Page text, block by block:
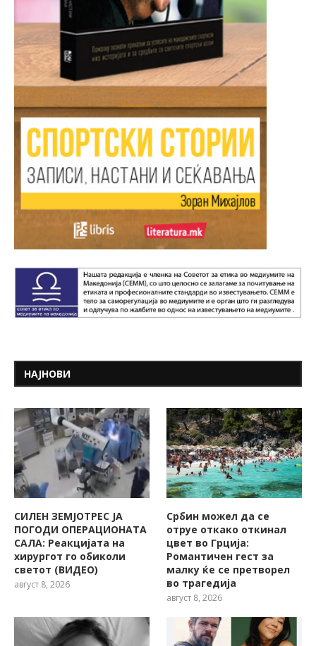
НАЈНОВИ
СИЛЕН ЗЕМЈОТРЕС ЈА
ПОГОДИ ОПЕРАЦИОНАТА
САЛА: Реакцијата на
хирургот го обиколи
светот (ВИДЕО)
август 8, 2026
Србин можел да се
отруе откако откинал
цвет во Грција:
Романтичен гест за
малку ќе се претворел
во трагедија
август 8, 2026